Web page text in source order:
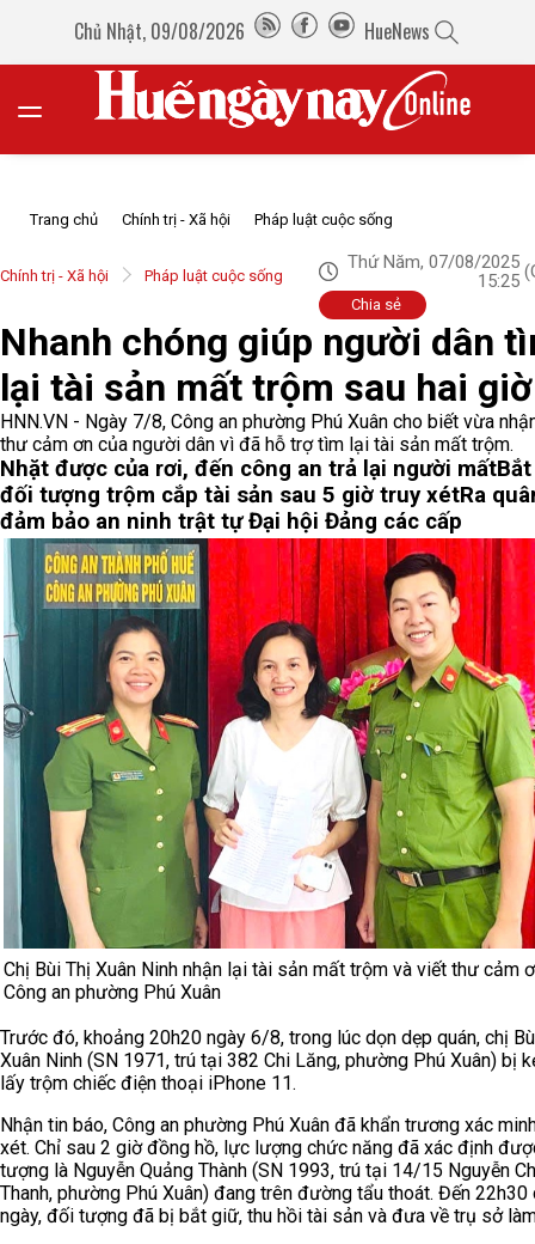
Chủ Nhật, 09/08/2026 HueNews
Trang chủ Chính trị - Xã hội Pháp luật cuộc sống
Chính trị - Xã hội Pháp luật cuộc sống
Thứ Năm, 07/08/2025
15:25
Chia sẻ
Nhanh chóng giúp người dân
lại tài sản mất trộm sau hai giờ
HNN.VN - Ngày 7/8, Công an phường Phú Xuân cho biết vừa
thư cảm ơn của người dân vì đã hỗ trợ tìm lại tài sản mất trộm.
Nhặt được của rơi, đến công an trả lại người mất
đối tượng trộm cắp tài sản sau 5 giờ truy xétRa
đảm bảo an ninh trật tự Đại hội Đảng các cấp
Chị Bùi Thị Xuân Ninh nhận lại tài sản mất trộm và viết thư cảm
Công an phường Phú Xuân
Trước đó, khoảng 20h20 ngày 6/8, trong lúc dọn dẹp quán, chị
Xuân Ninh (SN 1971, trú tại 382 Chi Lăng, phường Phú Xuân) bị
lấy trộm chiếc điện thoại iPhone 11.
Nhận tin báo, Công an phường Phú Xuân đã khẩn trương xác
xét. Chỉ sau 2 giờ đồng hồ, lực lượng chức năng đã xác định
tượng là Nguyễn Quảng Thành (SN 1993, trú tại 14/15 Nguyễn
Thanh, phường Phú Xuân) đang trên đường tẩu thoát. Đến 22h30
ngày, đối tượng đã bị bắt giữ, thu hồi tài sản và đưa về trụ sở